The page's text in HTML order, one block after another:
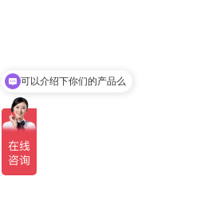
你们是怎么收费的呢